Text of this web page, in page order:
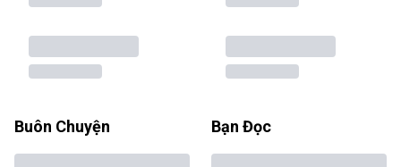
Buôn Chuyện Bạn Đọc